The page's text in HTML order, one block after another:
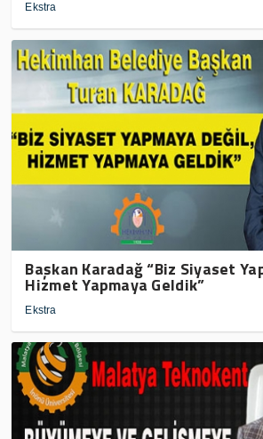
Ekstra
Başkan Karadağ “Biz Siyaset
Hizmet Yapmaya Geldik”
Ekstra